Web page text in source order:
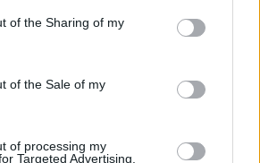
or usage behaviour. You may click to
to Google and its third-party tags to
specified purposes in below Google
of the Sharing of my
of the Sale of my
of processing my
Targeted Advertising.
elé.
helyzetéről, de ha drága
el, ez talán annak a jele, hogy